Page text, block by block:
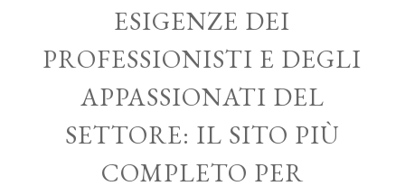
ESIGENZE DEI
PROFESSIONISTI E DEGLI
APPASSIONATI DEL
SETTORE: IL SITO PIÙ
COMPLETO PER